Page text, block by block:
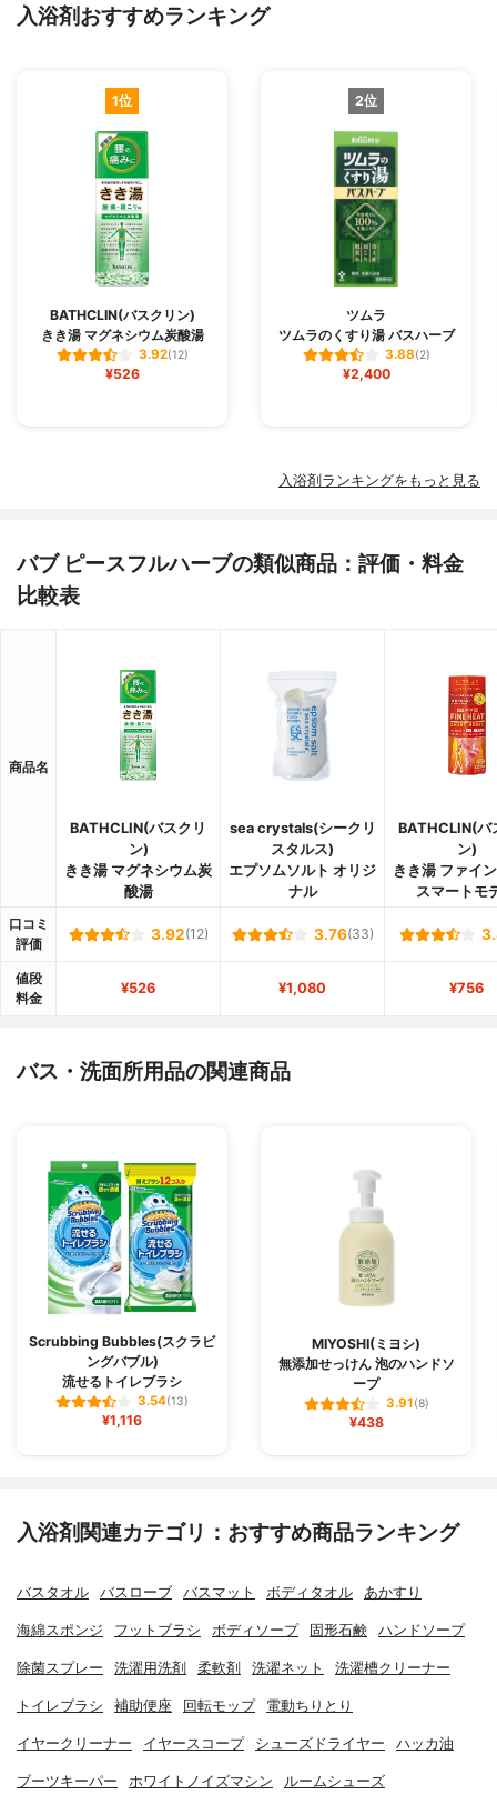
入浴剤おすすめランキング
1位
BATHCLIN(バスクリン)
きき湯 マグネシウム炭酸湯
3.92(12)
¥526
2位
ツムラ
ツムラのくすり湯 バスハーブ
3.88(2)
¥2,400
入浴剤ランキングをもっと見る
バブ ピースフルハーブの類似商品：評価・料金
比較表
商品名
BATHCLIN(バスクリ
ン)
きき湯 マグネシウム炭
酸湯
sea crystals(シークリ
スタルス)
エプソムソルト オリジ
ナル
BATHCLIN(バ
ン)
きき湯 ファイ
スマートモ
口コミ
評価
3.92(12) 3.76(33)
値段
料金
¥526 ¥1,080 ¥756
バス・洗面所用品の関連商品
Scrubbing Bubbles(スクラビ
ングバブル)
流せるトイレブラシ
3.54(13)
¥1,116
MIYOSHI(ミヨシ)
無添加せっけん 泡のハンドソ
ープ
3.91(8)
¥438
入浴剤関連カテゴリ：おすすめ商品ランキング
バスタオル バスローブ バスマット ボディタオル あかすり
海綿スポンジ フットブラシ ボディソープ 固形石鹸 ハンドソープ
除菌スプレー 洗濯用洗剤 柔軟剤 洗濯ネット 洗濯槽クリーナー
トイレブラシ 補助便座 回転モップ 電動ちりとり
イヤークリーナー イヤースコープ シューズドライヤー ハッカ油
ブーツキーパー ホワイトノイズマシン ルームシューズ